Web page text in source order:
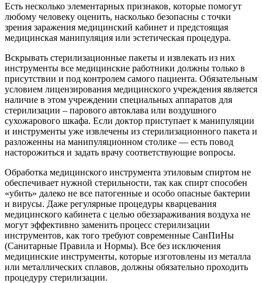
Есть несколько элементарных признаков, которые помогут
любому человеку оценить, насколько безопасны с точки
зрения заражения медицинский кабинет и предстоящая
медицинская манипуляция или эстетическая процедура.
Вскрывать стерилизационные пакеты и извлекать из них
инструменты все медицинские работники должны только в
присутствии и под контролем самого пациента. Обязательным
условием лицензирования медицинского учреждения является
наличие в этом учреждении специальных аппаратов для
стерилизации – парового автоклава или воздушного
сухожарового шкафа. Если доктор приступает к манипуляции
и инструменты уже извлечены из стерилизационного пакета и
разложенны на манипуляционном столике — есть повод
насторожиться и задать врачу соответствующие вопросы.
Обработка медицинского инструмента этиловым спиртом не
обеспечивает нужной стерильности, так как спирт способен
«убить» далеко не все патогенные и особо опасные бактерии
и вирусы. Даже регулярные процедуры кварцевания
медицинского кабинета с целью обеззараживания воздуха не
могут эффективно заменить процесс стерилизации
инструментов, как того требуют современные СанПиНы
(Санитарные Правила и Нормы). Все без исключения
медицинские инструменты, которые изготовлены из металла
или металлических сплавов, должны обязательно проходить
процедуру стерилизации.